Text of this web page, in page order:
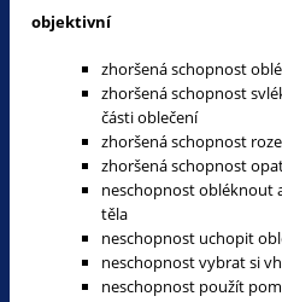
objektivní
zhoršená schopnost
zhoršená schopnost
části oblečení
zhoršená schopnost
zhoršená schopnost
neschopnost obléknout
těla
neschopnost uchopit
neschopnost vybrat si
neschopnost použít